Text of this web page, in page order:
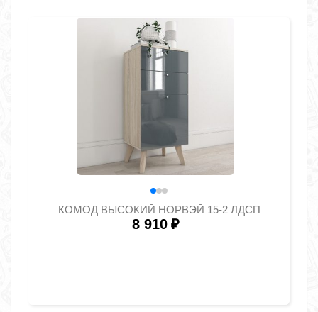
КОМОД ВЫСОКИЙ НОРВЭЙ 15-2 ЛДСП
8 910 ₽